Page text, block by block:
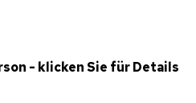
- klicken Sie für Details